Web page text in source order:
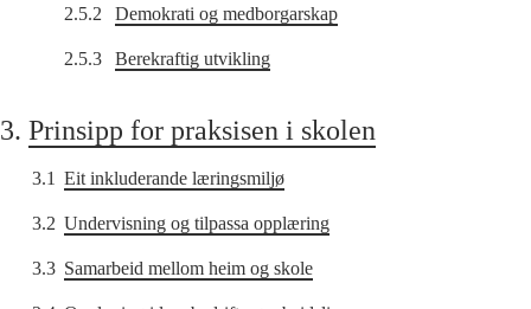
2.5.2 Demokrati og medborgarskap
2.5.3 Berekraftig utvikling
3. Prinsipp for praksisen i skolen
3.1 Eit inkluderande læringsmiljø
3.2 Undervisning og tilpassa opplæring
3.3 Samarbeid mellom heim og skole